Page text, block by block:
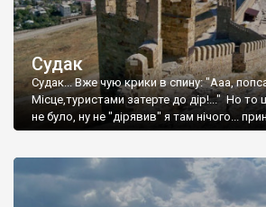
Судак
Судак... Вже чую крики в спину: "Ааа,
Місце,туристами затерте до дір!..." Но
не було, ну не "дірявив" я там нічого...